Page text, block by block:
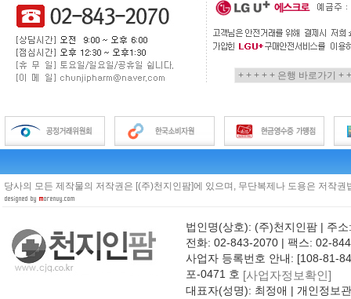
당사의 모든 제작물의 저작권은 [(주)천지인팜]에 있으며, 무단복제나 도용은 저작
법인명(상호): (주)천지인팜 | 주
전화: 02-843-2070 | 팩스: 02-
사업자 등록번호 안내: [108-81-
포-0471 호 [사업자정보확인]
대표자(성명): 최정애 | 개인정보